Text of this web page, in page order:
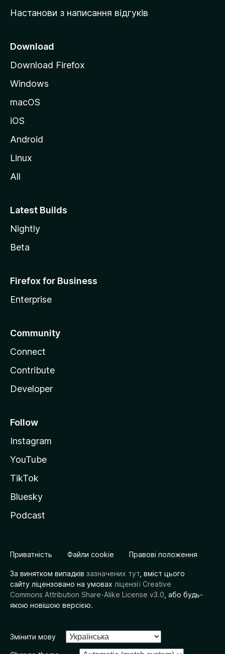
M
z
l
l
Настанови з написання відгуків
Download
Download Firefox
Windows
macOS
iOS
Android
Linux
All
Latest Builds
Nightly
Beta
Firefox for Business
Enterprise
Community
Connect
Contribute
Developer
Follow
Instagram
YouTube
TikTok
Bluesky
Podcast
Приватність Файли cookie Правові положення
За винятком випадків зазначених тут , вміст цього
сайту ліцензовано на умовах ліцензії Creative
Commons Attribution Share-Alike License v3.0 , або будь-
якою новішою версією.
Змінити мову